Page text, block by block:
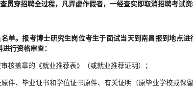
穿招聘全过程，凡弄虚作假者，一经查实即取消招聘考试资
单。报考博士研究生岗位考生于面试当天到南昌报到地点
行资格审查：
核盖章的《就业推荐表》（或就业推荐证明）；
件、毕业证书和学位证书原件、有关证明（原毕业学校或